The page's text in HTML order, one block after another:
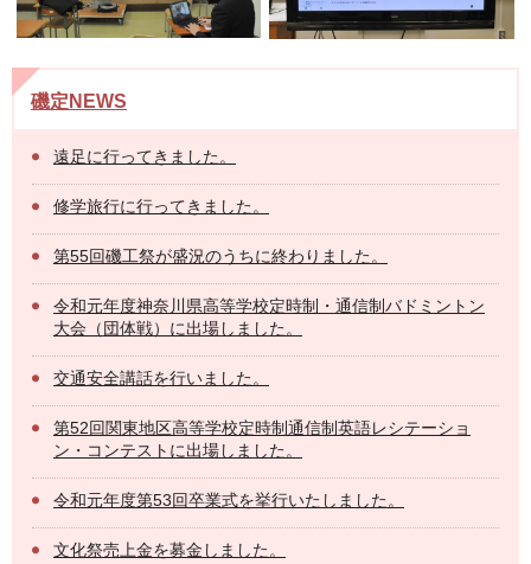
磯定NEWS
遠足に行ってきました。
修学旅行に行ってきました。
第55回磯工祭が盛況のうちに終わりました。
令和元年度神奈川県高等学校定時制・通信制バドミントン
大会（団体戦）に出場しました。
交通安全講話を行いました。
第52回関東地区高等学校定時制通信制英語レシテーショ
ン・コンテストに出場しました。
令和元年度第53回卒業式を挙行いたしました。
文化祭売上金を募金しました。